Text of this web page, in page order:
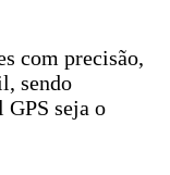
com precisão,
sendo
seja o